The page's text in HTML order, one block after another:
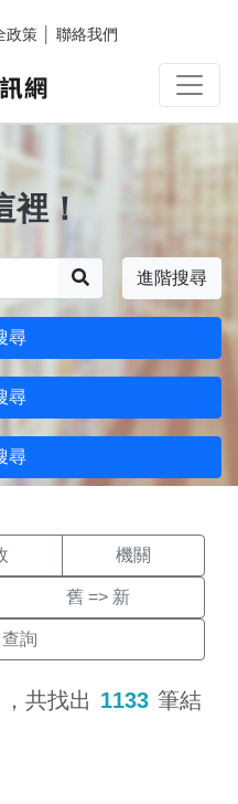
政策 聯絡我們
！
進階搜尋
尋
尋
尋
面
機關
舊 => 新
詢
，共找出 1133 筆結